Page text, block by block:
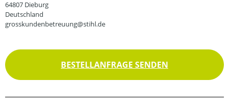
64807 Dieburg
Deutschland
grosskundenbetreuung@stihl.de
BESTELLANFRAGE SENDEN